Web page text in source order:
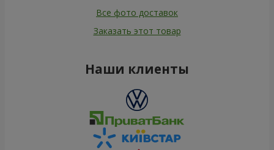
Все фото доставок
Заказать этот товар
Наши клиенты